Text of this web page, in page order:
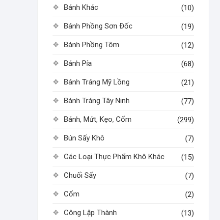
Bánh Khác (10)
Bánh Phồng Sơn Đốc (19)
Bánh Phồng Tôm (12)
Bánh Pía (68)
Bánh Tráng Mỹ Lồng (21)
Bánh Tráng Tây Ninh (77)
Bánh, Mứt, Kẹo, Cốm (299)
Bún Sấy Khô (7)
Các Loại Thực Phẩm Khô Khác (15)
Chuối Sấy (7)
Cốm (2)
Công Lập Thành (13)